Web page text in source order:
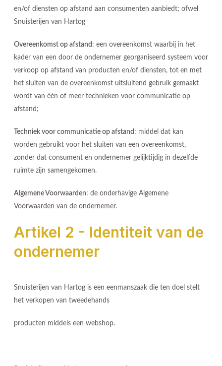
en/of diensten op afstand aan consumenten aanbiedt; ofwel
Snuisterijen van Hartog
Overeenkomst op afstand : een overeenkomst waarbij in het
kader van een door de ondernemer georganiseerd systeem voor
verkoop op afstand van producten en/of diensten, tot en met
het sluiten van de overeenkomst uitsluitend gebruik gemaakt
wordt van één of meer technieken voor communicatie op
afstand;
Techniek voor communicatie op afstand : middel dat kan
worden gebruikt voor het sluiten van een overeenkomst,
zonder dat consument en ondernemer gelijktijdig in dezelfde
ruimte zijn samengekomen.
Algemene Voorwaarden: de onderhavige Algemene
Voorwaarden van de ondernemer.
Artikel 2 - Identiteit van de
ondernemer
Snuisterijen van Hartog is een eenmanszaak die ten doel stelt
het verkopen van tweedehands
producten middels een webshop.